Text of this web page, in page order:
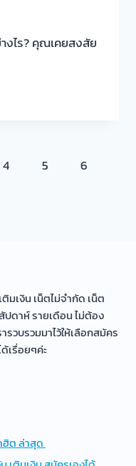
งไร? คุณเคยสงสัย
4 5
6
มเงิน เน็ตไม่จำกัด เน็ต
ปดาห์ รายเดือน ไม่ต้อง
วบรวมมาไว้ให้เลือกสมัคร
เรื่อยๆค่ะ
ฮิต ล่าสุด